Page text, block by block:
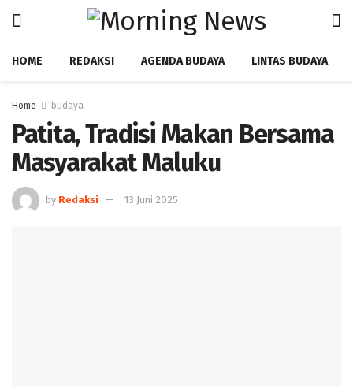
HOME REDAKSI AGENDA BUDAYA LINTAS BUDAYA
Home budaya
Patita, Tradisi Makan Bersama
Masyarakat Maluku
by Redaksi 13 Juni 2025